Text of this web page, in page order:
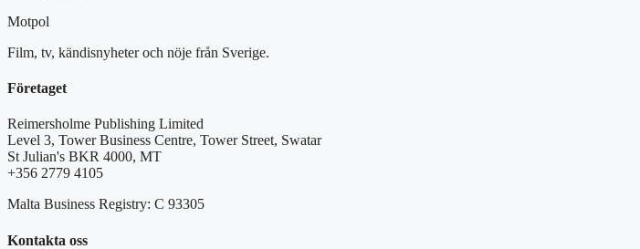
Motpol
Film, tv, kändisnyheter och nöje från Sverige.
Företaget
Reimersholme Publishing Limited
Level 3, Tower Business Centre, Tower Street, Swatar
St Julian's BKR 4000, MT
+356 2779 4105
Malta Business Registry: C 93305
Kontakta oss